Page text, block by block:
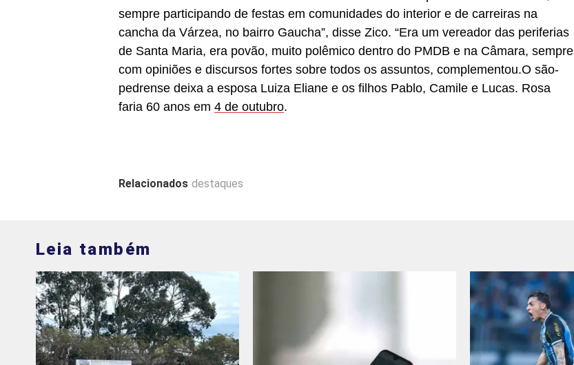
sempre participando de festas em comunidades do interior e de carreiras na
cancha da Várzea, no bairro Gaucha”, disse Zico. “Era um vereador das periferias
de Santa Maria, era povão, muito polêmico dentro do PMDB e na Câmara, sempre
com opiniões e discursos fortes sobre todos os assuntos, complementou.O são-
pedrense deixa a esposa Luiza Eliane e os filhos Pablo, Camile e Lucas. Rosa
faria 60 anos em 4 de outubro.
Relacionados destaques
Leia também